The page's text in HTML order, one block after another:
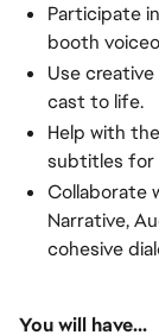
Participate
booth
Use
cast to life.
Help with
subtitles for
Collaborate
Narrative,
cohesive
You will have...